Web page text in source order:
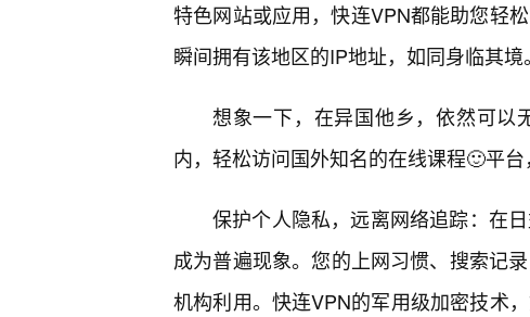
特色网站或应用，快连VPN都能助您轻
瞬间拥有该地区的IP地址，如同身临其境。
想象一下，在异国他乡，依然可以
内，轻松访问国外知名的在线课程🙂平
保护个人隐私，远离网络追踪：在
成为普遍现象。您的上网习惯、搜索记
机构利用。快连VPN的军用级加密技术